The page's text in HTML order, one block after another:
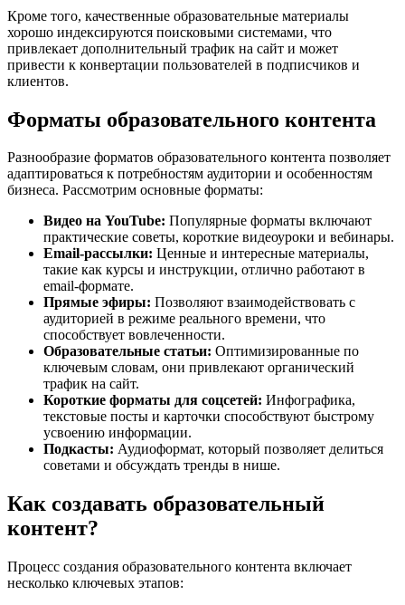
Кроме того, качественные образовательные материалы
хорошо индексируются поисковыми системами, что
привлекает дополнительный трафик на сайт и может
привести к конвертации пользователей в подписчиков и
клиентов.
Форматы образовательного контента
Разнообразие форматов образовательного контента позволяет
адаптироваться к потребностям аудитории и особенностям
бизнеса. Рассмотрим основные форматы:
Видео на YouTube: Популярные форматы включают
практические советы, короткие видеоуроки и вебинары.
Email-рассылки: Ценные и интересные материалы,
такие как курсы и инструкции, отлично работают в
email-формате.
Прямые эфиры: Позволяют взаимодействовать с
аудиторией в режиме реального времени, что
способствует вовлеченности.
Образовательные статьи: Оптимизированные по
ключевым словам, они привлекают органический
трафик на сайт.
Короткие форматы для соцсетей: Инфографика,
текстовые посты и карточки способствуют быстрому
усвоению информации.
Подкасты: Аудиоформат, который позволяет делиться
советами и обсуждать тренды в нише.
Как создавать образовательный
контент?
Процесс создания образовательного контента включает
несколько ключевых этапов: